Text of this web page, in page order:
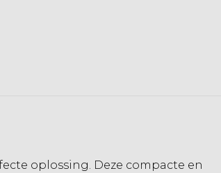
oplossing. Deze compacte en